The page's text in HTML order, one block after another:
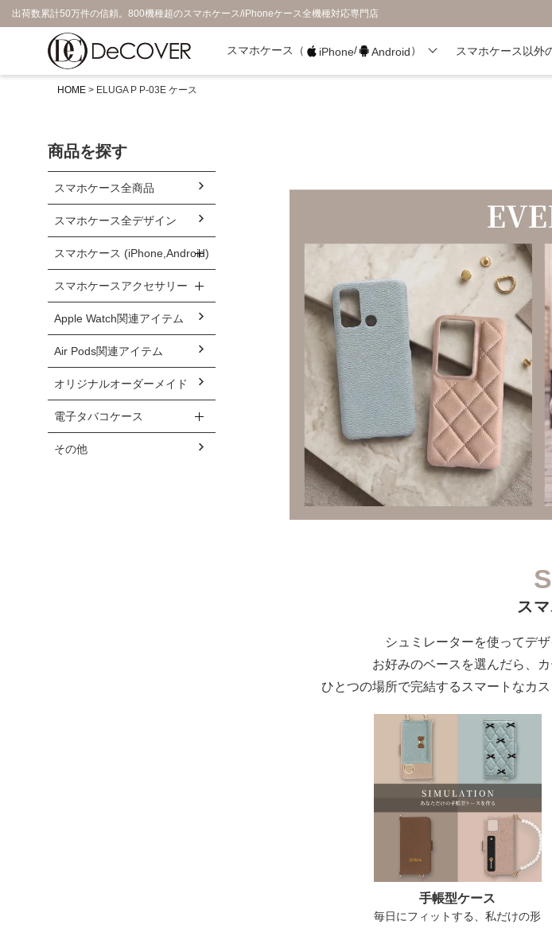
出荷数累計50万件の信頼。800機種超のスマホケース/iPhoneケース全機種対応専門店
スマホケース（ iPhone/ Android） スマホケース以外
HOME ELUGA P P-03E ケース
商品を探す
スマホケース全商品
スマホケース全デザイン
スマホケース (iPhone,Android)
スマホケースアクセサリー
Apple Watch関連アイテム
Air Pods関連アイテム
オリジナルオーダーメイド
電子タバコケース
その他